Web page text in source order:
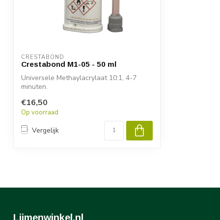
CRESTABOND
Crestabond M1-05 - 50 ml
Universele Methaylacrylaat 10:1, 4-7
minuten.
€16,50
Op voorraad
Vergelijk
Lijmenwinkel.nl